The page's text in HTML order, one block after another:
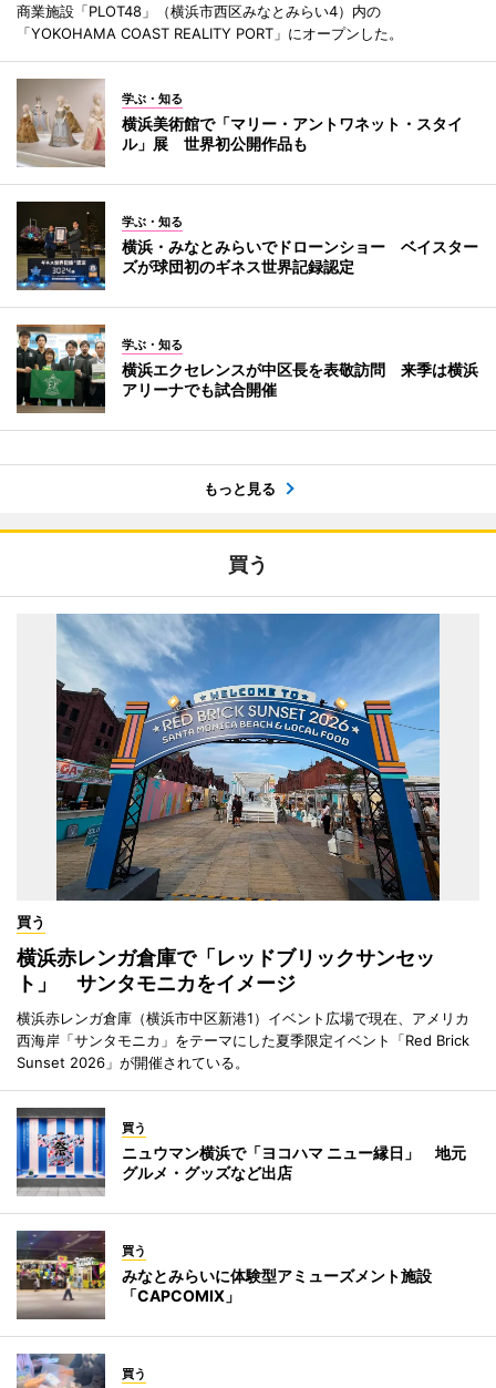
商業施設「PLOT48」（横浜市西区みなとみらい4）内の
「YOKOHAMA COAST REALITY PORT」にオープンした。
学ぶ・知る
横浜美術館で「マリー・アントワネット・スタイ
ル」展 世界初公開作品も
学ぶ・知る
横浜・みなとみらいでドローンショー ベイスター
ズが球団初のギネス世界記録認定
学ぶ・知る
横浜エクセレンスが中区長を表敬訪問 来季は横浜
アリーナでも試合開催
もっと見る
買う
買う
横浜赤レンガ倉庫で「レッドブリックサンセッ
ト」 サンタモニカをイメージ
横浜赤レンガ倉庫（横浜市中区新港1）イベント広場で現在、アメリカ
西海岸「サンタモニカ」をテーマにした夏季限定イベント「Red Brick
Sunset 2026」が開催されている。
買う
ニュウマン横浜で「ヨコハマ ニュー縁日」 地元
グルメ・グッズなど出店
買う
みなとみらいに体験型アミューズメント施設
「CAPCOMIX」
買う